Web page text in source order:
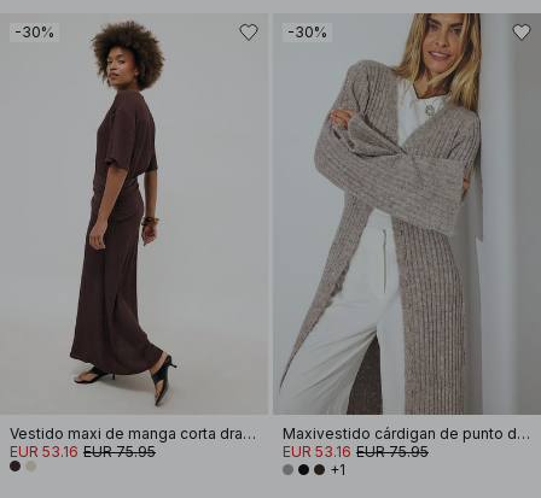
-30%
Vestido maxi de manga corta drapeado
EUR 53.16 EUR 75.95
-30%
Maxivestido cárdigan de punto de mezcla de lana
EUR 53.16 EUR 75.95
+1